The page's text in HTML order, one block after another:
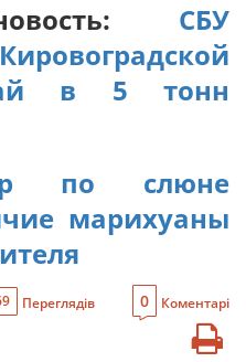
СБУ
в 5 тонн
по слюне
марихуаны
Переглядів 0 Коментарі